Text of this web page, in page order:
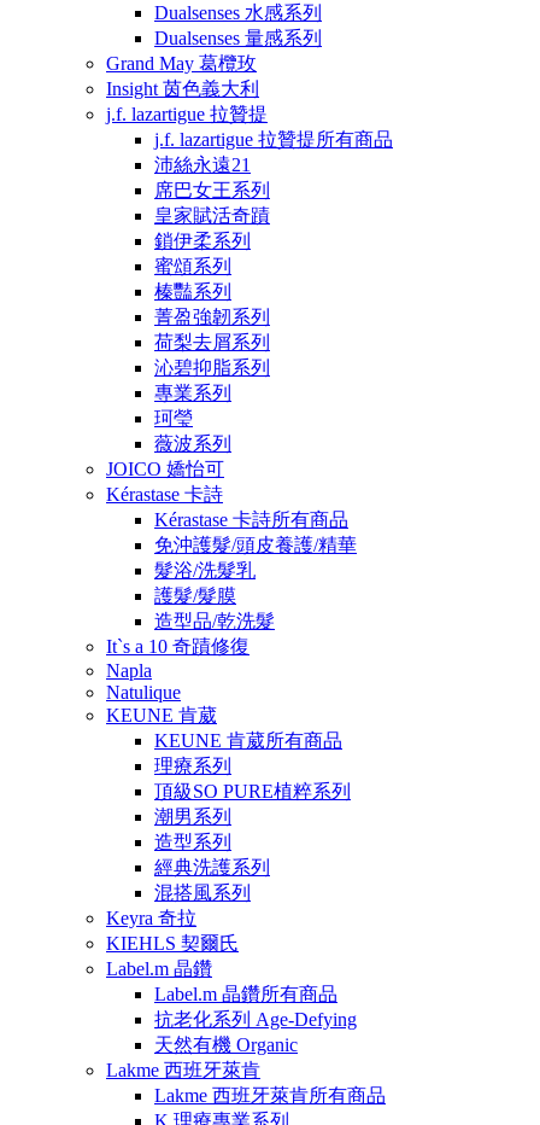
Dualsenses 水感系列
Dualsenses 量感系列
Grand May 葛欖玫
Insight 茵色義大利
j.f. lazartigue 拉贊提
j.f. lazartigue 拉贊提所有商品
沛絲永遠21
席巴女王系列
皇家賦活奇蹟
鎖伊柔系列
蜜頌系列
榛豔系列
菁盈強韌系列
荷梨去屑系列
沁碧抑脂系列
專業系列
珂瑩
薇波系列
JOICO 嬌怡可
Kérastase 卡詩
Kérastase 卡詩所有商品
免沖護髮/頭皮養護/精華
髮浴/洗髮乳
護髮/髮膜
造型品/乾洗髮
It`s a 10 奇蹟修復
Napla
Natulique
KEUNE 肯葳
KEUNE 肯葳所有商品
理療系列
頂級SO PURE植粹系列
潮男系列
造型系列
經典洗護系列
混搭風系列
Keyra 奇拉
KIEHLS 契爾氏
Label.m 晶鑽
Label.m 晶鑽所有商品
抗老化系列 Age-Defying
天然有機 Organic
Lakme 西班牙萊肯
Lakme 西班牙萊肯所有商品
K 理療專業系列